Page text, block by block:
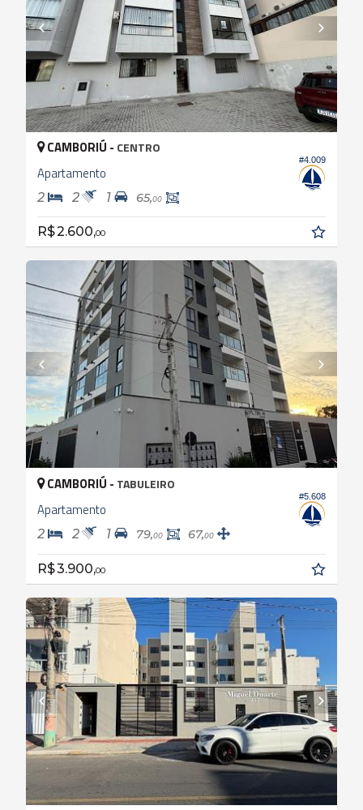
#4.009
CAMBORIÚ - CENTRO
Apartamento
2 2 1 65,00
R$ 2.600,00
#5.608
CAMBORIÚ - TABULEIRO
Apartamento
2 2 1 79,00 67,00
R$ 3.900,00